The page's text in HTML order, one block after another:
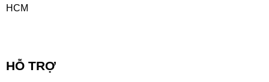
HCM
HỖ TRỢ